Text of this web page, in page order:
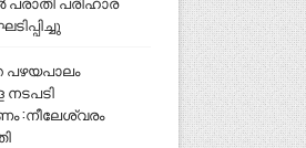
പഴയപാലം
:നീലേശ്വരം